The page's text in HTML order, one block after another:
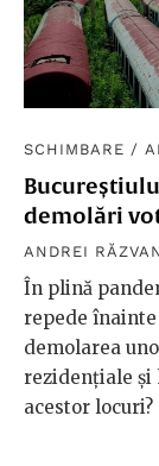
SCHIMBARE /
demolări
ANDREI
În plină
repede
demolarea
rezidențiale și
acestor locuri?